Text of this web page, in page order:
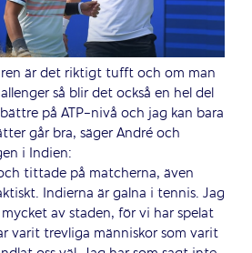
är det riktigt tufft och om man
så blir det också en hel del
på ATP-nivå och jag kan bara
går bra, säger André och
i Indien:
tittade på matcherna, även
Indierna är galna i tennis. Jag
av staden, för vi har spelat
varit trevliga människor som varit